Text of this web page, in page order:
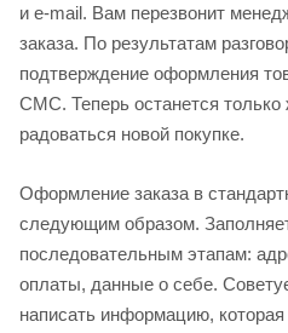
и e-mail. Вам перезвонит
заказа. По результатам
подтверждение оформления
СМС. Теперь останется только
радоваться новой покупке.
Оформление заказа в
следующим образом.
последовательным этапам:
оплаты, данные о себе.
написать информацию,